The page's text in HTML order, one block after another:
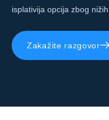
isplativija opcija zbog
Zakažite razgovor